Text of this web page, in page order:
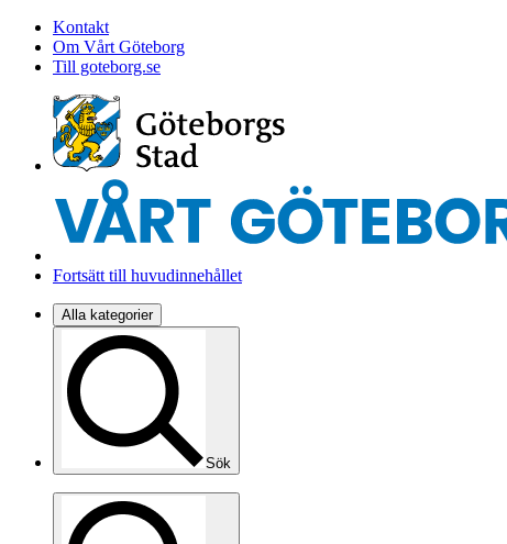
Kontakt
Om Vårt Göteborg
Till goteborg.se
Fortsätt till huvudinnehållet
Alla kategorier
Sök